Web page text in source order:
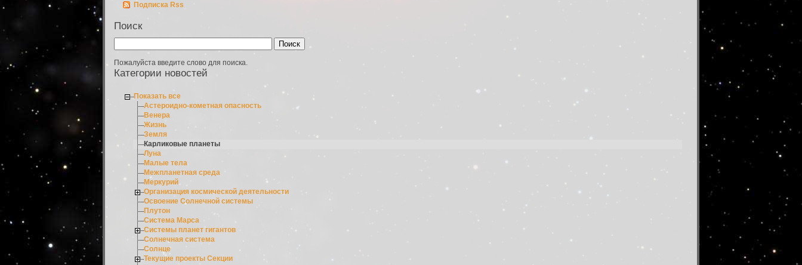
Подписка Rss
Поиск
Пожалуйста введите слово для поиска.
Категории новостей
Показать все
Астероидно-кометная опасность
Венера
Жизнь
Земля
Карликовые планеты
Луна
Малые тела
Межпланетная среда
Меркурий
Организация космической деятельности
Освоение Солнечной системы
Плутон
Система Марса
Системы планет гигантов
Солнечная система
Солнце
Текущие проекты Секции